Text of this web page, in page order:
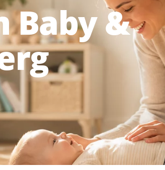
Baby &